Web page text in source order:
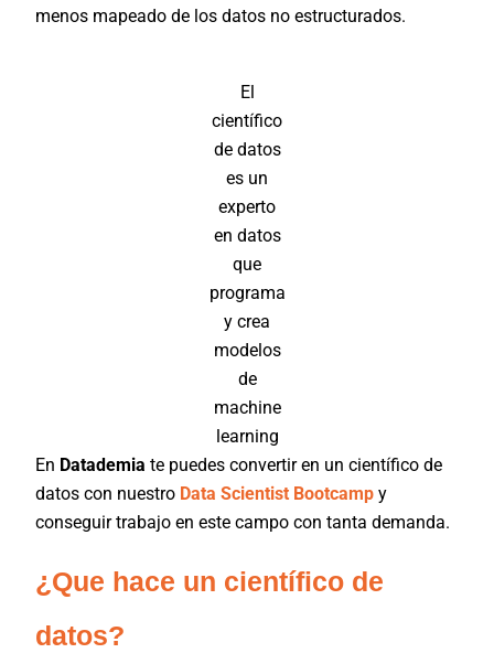
menos mapeado de los datos no estructurados.
El
científico
de datos
es un
experto
en datos
que
programa
y crea
modelos
de
machine
learning
En Datademia te puedes convertir en un científico de
datos con nuestro Data Scientist Bootcamp y
conseguir trabajo en este campo con tanta demanda.
¿Que hace un científico de
datos?